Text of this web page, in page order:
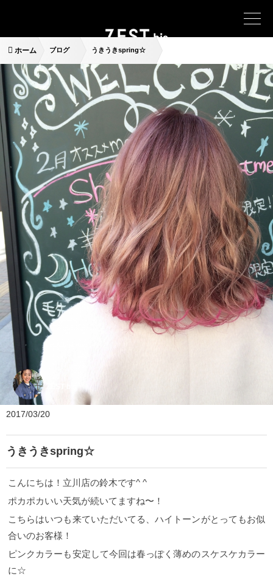
ホーム ブログ うきうきspring☆
2017/03/20
うきうきspring☆
こんにちは！立川店の鈴木です^ ^
ポカポカいい天気が続いてますね〜！
こちらはいつも来ていただいてる、ハイトーンがとってもお似
合いのお客様！
ピンクカラーも安定して今回は春っぽく薄めのスケスケカラー
に☆